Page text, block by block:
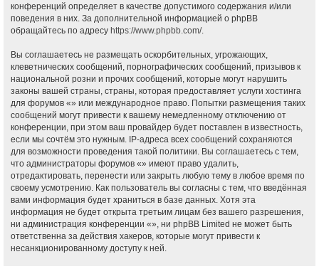
конференций определяет в качестве допустимого содержания и/или
поведения в них. За дополнительной информацией о phpBB
обращайтесь по адресу https://www.phpbb.com/.
Вы соглашаетесь не размещать оскорбительных, угрожающих,
клеветнических сообщений, порнографических сообщений, призывов к
национальной розни и прочих сообщений, которые могут нарушить
законы вашей страны, страны, которая предоставляет услуги хостинга
для форумов «» или международное право. Попытки размещения таких
сообщений могут привести к вашему немедленному отключению от
конференции, при этом ваш провайдер будет поставлен в известность,
если мы сочтём это нужным. IP-адреса всех сообщений сохраняются
для возможности проведения такой политики. Вы соглашаетесь с тем,
что администраторы форумов «» имеют право удалить,
отредактировать, перенести или закрыть любую тему в любое время по
своему усмотрению. Как пользователь вы согласны с тем, что введённая
вами информация будет храниться в базе данных. Хотя эта
информация не будет открыта третьим лицам без вашего разрешения,
ни администрация конференции «», ни phpBB Limited не может быть
ответственна за действия хакеров, которые могут привести к
несанкционированному доступу к ней.